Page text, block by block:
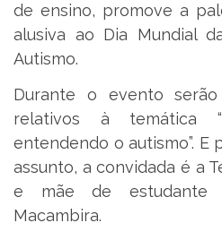
de ensino, promove a
alusiva ao Dia Mundial
Autismo.
Durante o evento
relativos à temática
entendendo o autismo”.
assunto, a convidada é a
e mãe de estudante
Macambira.